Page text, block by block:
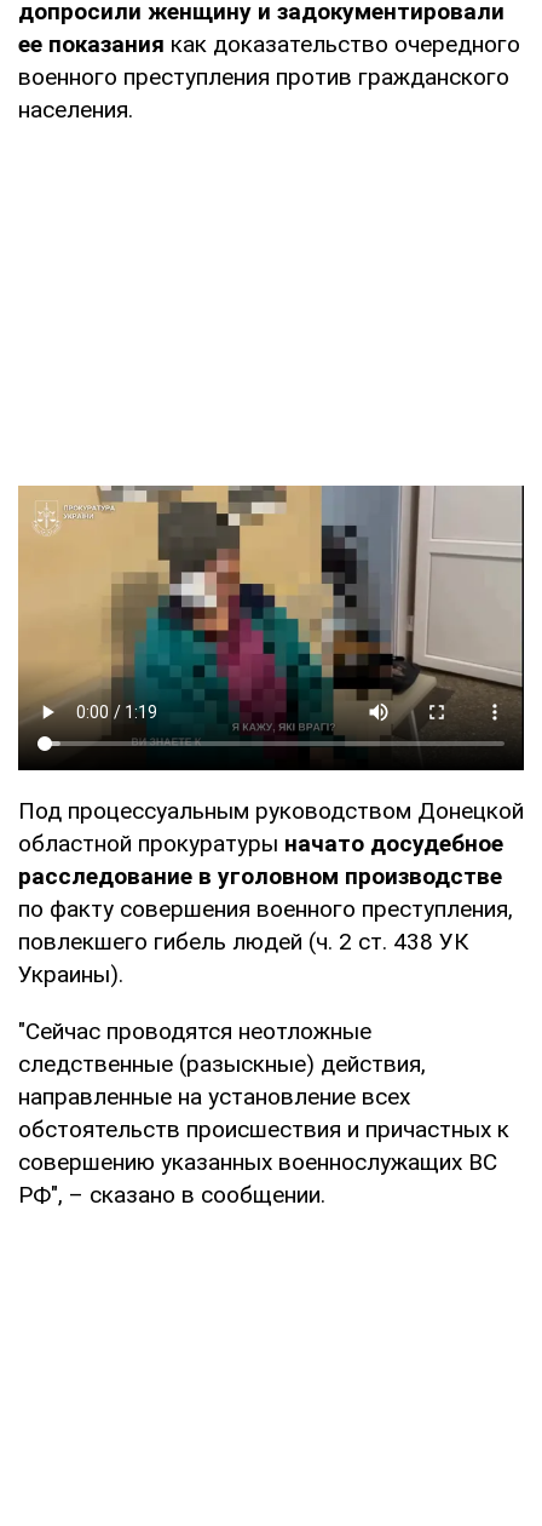
допросили женщину и задокументировали
ее показания как доказательство очередного
военного преступления против гражданского
населения.
Под процессуальным руководством Донецкой
областной прокуратуры начато досудебное
расследование в уголовном производстве
по факту совершения военного преступления,
повлекшего гибель людей (ч. 2 ст. 438 УК
Украины).
"Сейчас проводятся неотложные
следственные (разыскные) действия,
направленные на установление всех
обстоятельств происшествия и причастных к
совершению указанных военнослужащих ВС
РФ", – сказано в сообщении.